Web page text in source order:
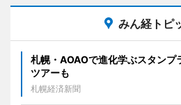
みん経トピ
札幌・AOAOで進化学ぶスタン
ツアーも
札幌経済新聞